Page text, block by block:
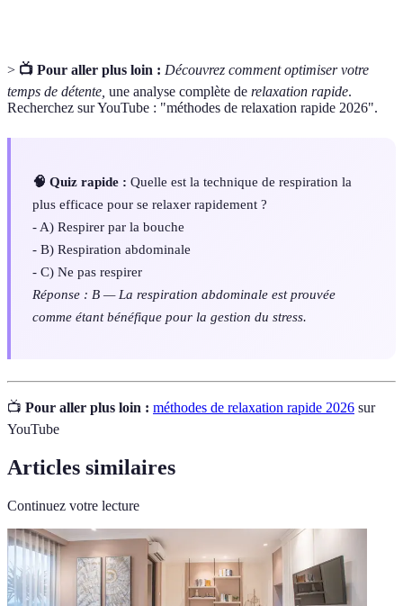
> 📺 Pour aller plus loin : Découvrez comment optimiser votre
temps de détente, une analyse complète de relaxation rapide.
Recherchez sur YouTube : "méthodes de relaxation rapide 2026".
🧠 Quiz rapide : Quelle est la technique de respiration la
plus efficace pour se relaxer rapidement ?
- A) Respirer par la bouche
- B) Respiration abdominale
- C) Ne pas respirer
Réponse : B — La respiration abdominale est prouvée
comme étant bénéfique pour la gestion du stress.
📺 Pour aller plus loin : méthodes de relaxation rapide 2026 sur
YouTube
Articles similaires
Continuez votre lecture